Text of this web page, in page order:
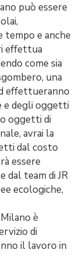
può essere
tempo e anche
effettua
come sia
una
effettueranno
e degli oggetti
oggetti di
avrai la
dal costo
essere
team di JR
ecologiche,
è
di
il lavoro in